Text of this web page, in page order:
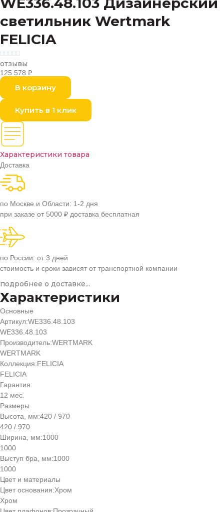
светильник Wertmark
FELICIA

отзывы
125 578 ₽
В корзину
Купить в 1 клик
Характеристики товара
Доставка
по Москве и Области: 1-2 дня
при заказе от 5000 ₽ доставка бесплатная
по России: от 3 дней
стоимость и сроки зависят от транспортной компании
подробнее о доставке...
Характеристики
Основные
Артикул:WE336.48.103
WE336.48.103
Производитель:WERTMARK
WERTMARK
Коллекция:FELICIA
FELICIA
Гарантия:
12 мес.
Размеры
Высота, мм:420 / 970
420 / 970
Ширина, мм:1000
1000
Выступ бра, мм:1000
1000
Цвет и материалы
Цвет основания:Хром
Хром